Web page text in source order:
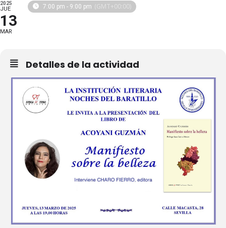
2025
JUE
13
MAR
7:00 pm - 9:00 pm (GMT+00:00)
Detalles de la actividad